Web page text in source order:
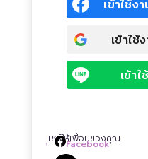
เข้าใช้ง
เข้าใช้
เข้า
แชร์ให้เพื่อนของคุณ
Facebook